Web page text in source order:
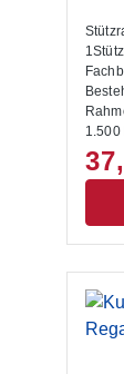
1.500
Füße
unten